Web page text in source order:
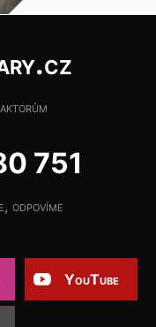
751
odpovíme
YouTube